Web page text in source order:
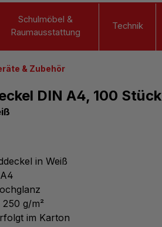
Schulmöbel &
Raumausstattung
Technik
& Zubehör
DIN A4, 100 Stück
in Weiß
g/m²
im Karton